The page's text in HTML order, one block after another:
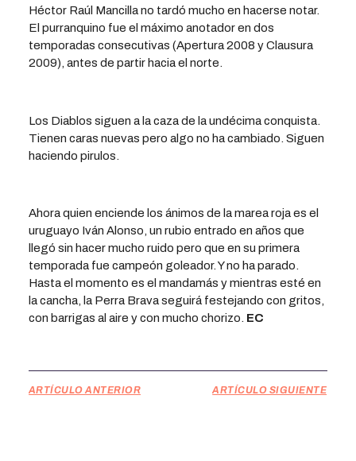
Héctor Raúl Mancilla no tardó mucho en hacerse notar.
El purranquino fue el máximo anotador en dos
temporadas consecutivas (Apertura 2008 y Clausura
2009), antes de partir hacia el norte.
Los Diablos siguen a la caza de la undécima conquista.
Tienen caras nuevas pero algo no ha cambiado. Siguen
haciendo pirulos.
Ahora quien enciende los ánimos de la marea roja es el
uruguayo Iván Alonso, un rubio entrado en años que
llegó sin hacer mucho ruido pero que en su primera
temporada fue campeón goleador. Y no ha parado.
Hasta el momento es el mandamás y mientras esté en
la cancha, la Perra Brava seguirá festejando con gritos,
con barrigas al aire y con mucho chorizo. EC
ARTÍCULO ANTERIOR ARTÍCULO SIGUIENTE